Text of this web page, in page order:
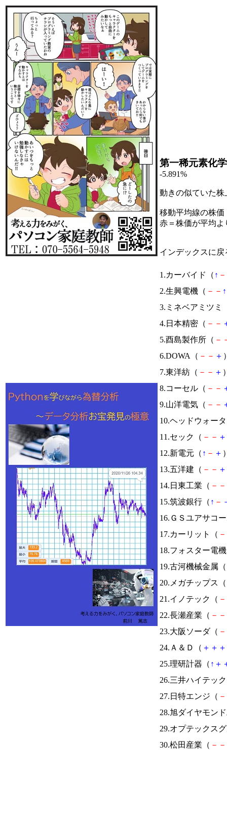
第一稀元素化
-5.891%
動きの似ていた
移動平均線の株価
赤＝株価が平均
インデックスに戻
1.カーバイド（ ↑ －
2.生興電機（ － － ↑
3.ミネベアミツミ
4.日本精密（ － －
5.酉島製作所（ －
6.DOWA（ － － ＋
7.東洋紡（ － － ＋
8.コーセル（ － －
9.山洋電気（ － －
10.ヘッドウォー
11.セック（ － － ＋
12.新電元（ ↑ － ＋
13.五洋建（ － － ＋
14.日東工業（ － －
15.筑波銀行（ ↑ －
16.ＧＳユアサコ
17.カーリット（ －
18.フォスター電
19.古河機械金属（
20.メガチップス（
21.イノテック（ －
22.長瀬産業（ － －
23.大阪ソーダ（ －
24.Ａ＆Ｄ（ ＋ ＋ ＋
25.理研計器（ ↑ ＋
26.三井ハイテッ
27.日特エンジ（ －
28.旭ダイヤモン
29.オプテックス
30.松田産業（ － －